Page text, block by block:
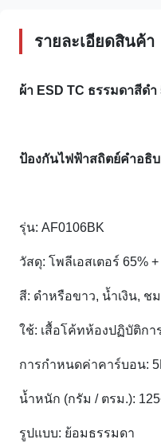
รายละเอียดสินค้า
ผ้า ESD TC ธรรมดาสีด
ป้องกันไฟฟ้าสถิตย์คำอธิ
รุ่น: AF0106BK
วัสดุ: โพลีเอสเตอร์ 65%
สี: ดำหรือขาว, น้ำเงิน, ช
ใช้: เสื้อโค้ทห้องปฏิบัติกา
การกำหนดค่าคาร์บอน:
น้ำหนัก (กรัม / ตรม.):
รูปแบบ: ย้อมธรรมดา